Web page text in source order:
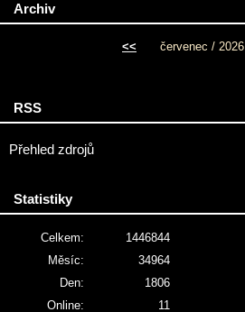
Archiv
<< červenec / 2026
RSS
Přehled zdrojů
Statistiky
Online: 11
Celkem:
1446844
Měsíc:
34964
Den:
1806